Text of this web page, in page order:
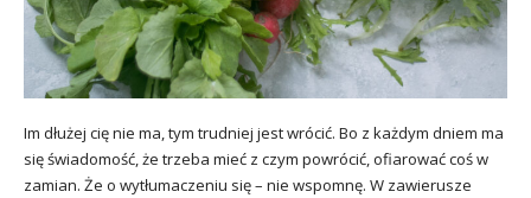
Im dłużej cię nie ma, tym trudniej jest wrócić. Bo z każdym dniem ma
się świadomość, że trzeba mieć z czym powrócić, ofiarować coś w
zamian. Że o wytłumaczeniu się – nie wspomnę. W zawierusze